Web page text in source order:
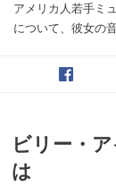
アメリカ人若手ミ
について、彼女の
ビリー・
は